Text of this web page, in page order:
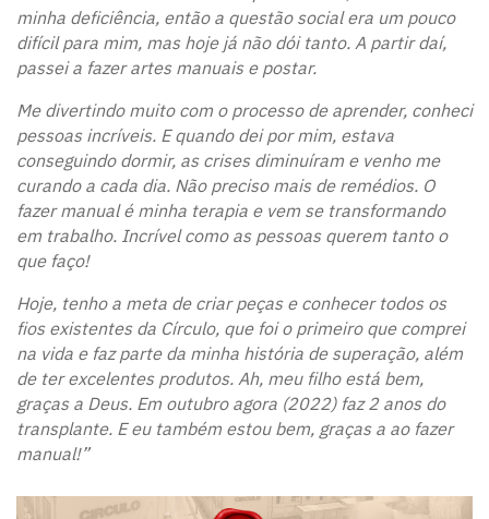
minha deficiência, então a questão social era um pouco
difícil para mim, mas hoje já não dói tanto. A partir daí,
passei a fazer artes manuais e postar.
Me divertindo muito com o processo de aprender, conheci
pessoas incríveis. E quando dei por mim, estava
conseguindo dormir, as crises diminuíram e venho me
curando a cada dia. Não preciso mais de remédios. O
fazer manual é minha terapia e vem se transformando
em trabalho. Incrível como as pessoas querem tanto o
que faço!
Hoje, tenho a meta de criar peças e conhecer todos os
fios existentes da Círculo, que foi o primeiro que comprei
na vida e faz parte da minha história de superação, além
de ter excelentes produtos. Ah, meu filho está bem,
graças a Deus. Em outubro agora (2022) faz 2 anos do
transplante. E eu também estou bem, graças a ao fazer
manual!”